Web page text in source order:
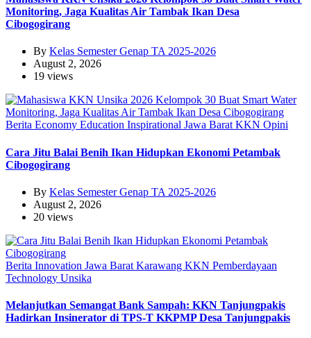
Monitoring, Jaga Kualitas Air Tambak Ikan Desa
Cibogogirang
By Kelas Semester Genap TA 2025-2026
August 2, 2026
19 views
Berita Economy Education Inspirational Jawa Barat KKN Opini
Cara Jitu Balai Benih Ikan Hidupkan Ekonomi Petambak
Cibogogirang
By Kelas Semester Genap TA 2025-2026
August 2, 2026
20 views
Berita Innovation Jawa Barat Karawang KKN Pemberdayaan
Technology Unsika
Melanjutkan Semangat Bank Sampah: KKN Tanjungpakis
Hadirkan Insinerator di TPS-T KKPMP Desa Tanjungpakis